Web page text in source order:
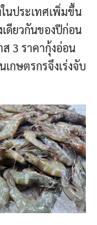
นประเทศเพิ่มขึ้น
ดียวกันของปีก่อน
ส 3 ราคากุ้งอ่อน
กษตรกรจึงเร่งจับ